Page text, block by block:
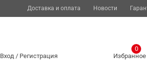
Доставка и оплата Новости
Вход/ Регистрация Избранное
0